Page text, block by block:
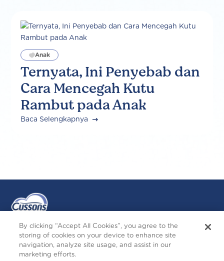
Ternyata, Ini Penyebab dan
Cara Mencegah Kutu
Rambut pada Anak
Anak
Baca Selengkapnya
Ikuti Kami
By clicking “Accept All Cookies”, you agree to the
storing of cookies on your device to enhance site
navigation, analyze site usage, and assist in our
marketing efforts.